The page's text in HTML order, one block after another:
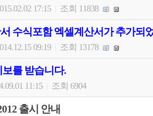
17:15 조회 11838
수식포함 엑셀계산서가 추가되
09:19 조회 13178
를 받습니다.
11:15 조회 6904
출시 안내